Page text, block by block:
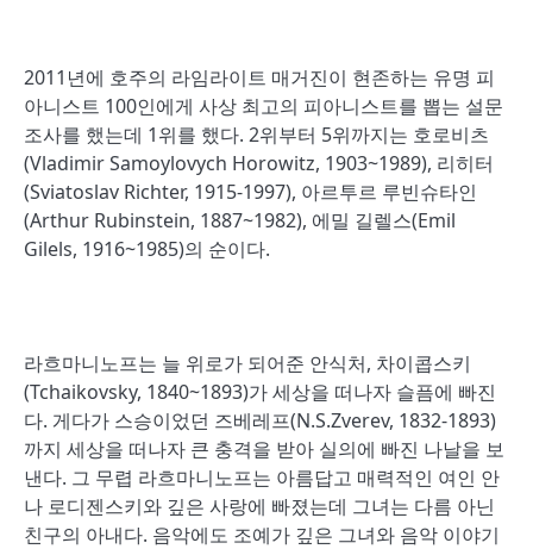
2011년에 호주의 라임라이트 매거진이 현존하는 유명 피
아니스트 100인에게 사상 최고의 피아니스트를 뽑는 설문
조사를 했는데 1위를 했다. 2위부터 5위까지는 호로비츠
(Vladimir Samoylovych Horowitz, 1903~1989), 리히터
(Sviatoslav Richter, 1915-1997), 아르투르 루빈슈타인
(Arthur Rubinstein, 1887~1982), 에밀 길렐스(Emil
Gilels, 1916~1985)의 순이다.
라흐마니노프는 늘 위로가 되어준 안식처, 차이콥스키
(Tchaikovsky, 1840~1893)가 세상을 떠나자 슬픔에 빠진
다. 게다가 스승이었던 즈베레프(N.S.Zverev, 1832-1893)
까지 세상을 떠나자 큰 충격을 받아 실의에 빠진 나날을 보
낸다. 그 무렵 라흐마니노프는 아름답고 매력적인 여인 안
나 로디젠스키와 깊은 사랑에 빠졌는데 그녀는 다름 아닌
친구의 아내다. 음악에도 조예가 깊은 그녀와 음악 이야기